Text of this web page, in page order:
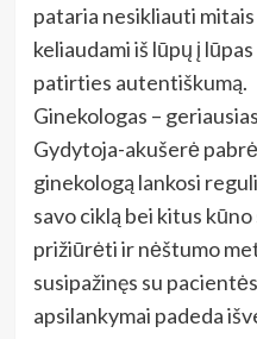
pataria nesikliauti
keliaudami iš lūpų į
patirties autentiškumą.
Ginekologas –
Gydytoja-akušerė
ginekologą lankosi
savo ciklą bei kitus
prižiūrėti ir nėštumo
susipažinęs su
apsilankymai padeda